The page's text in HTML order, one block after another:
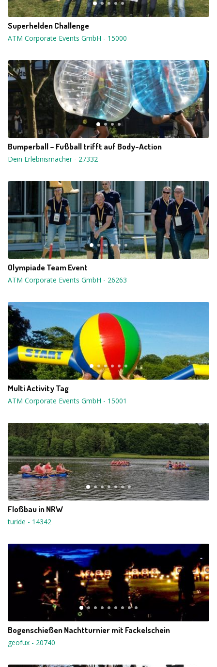
Superhelden Challenge
ATM Corporate Events GmbH - 15000
Bumperball – Fußball trifft auf Body-Action
Dein Erlebnismacher- 27332
Olympiade Team Event
ATM Corporate Events GmbH - 26263
Multi Activity Tag
ATM Corporate Events GmbH - 15001
Floßbau in NRW
turide - 14342
Bogenschießen Nachtturnier mit Fackelschein
geofux - 20740